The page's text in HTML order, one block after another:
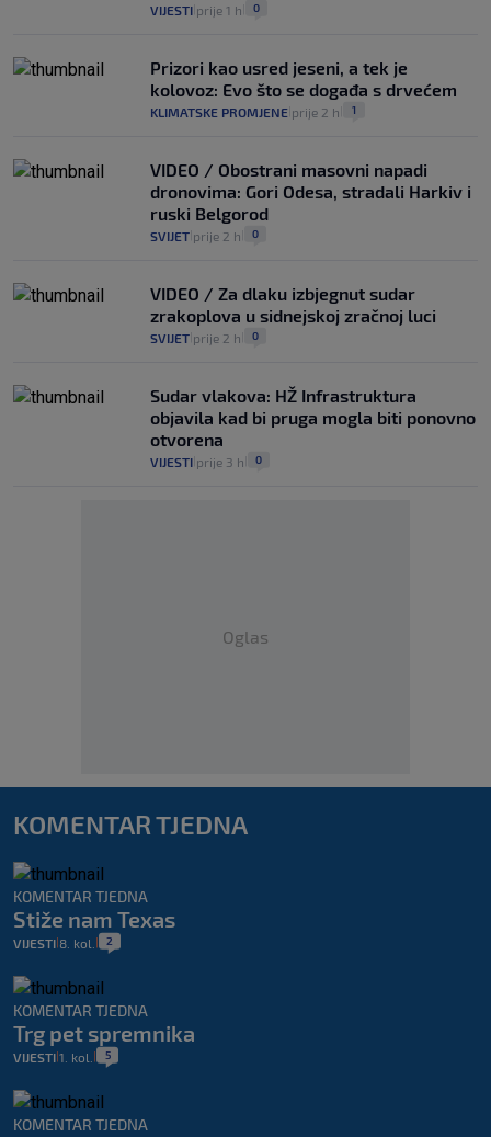
VIJESTI prije 1 h 0
Prizori kao usred jeseni, a tek je
kolovoz: Evo što se događa s drvećem
KLIMATSKE PROMJENE prije 2 h 1
VIDEO / Obostrani masovni napadi
dronovima: Gori Odesa, stradali Harkiv i
ruski Belgorod
SVIJET prije 2 h 0
VIDEO / Za dlaku izbjegnut sudar
zrakoplova u sidnejskoj zračnoj luci
SVIJET prije 2 h 0
Sudar vlakova: HŽ Infrastruktura
objavila kad bi pruga mogla biti ponovno
otvorena
VIJESTI prije 3 h 0
Oglas
KOMENTAR TJEDNA
KOMENTAR TJEDNA
Stiže nam Texas
VIJESTI 8. kol. 2
KOMENTAR TJEDNA
Trg pet spremnika
VIJESTI 1. kol. 5
KOMENTAR TJEDNA